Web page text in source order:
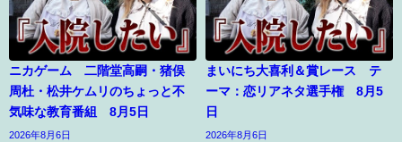
ニカゲーム 二階堂高嗣・猪俣
周杜・松井ケムリのちょっと不
気味な教育番組 8月5日
2026年8月6日
まいにち大喜利＆賞レース テ
ーマ：恋リアネタ選手権 8月5
日
2026年8月6日